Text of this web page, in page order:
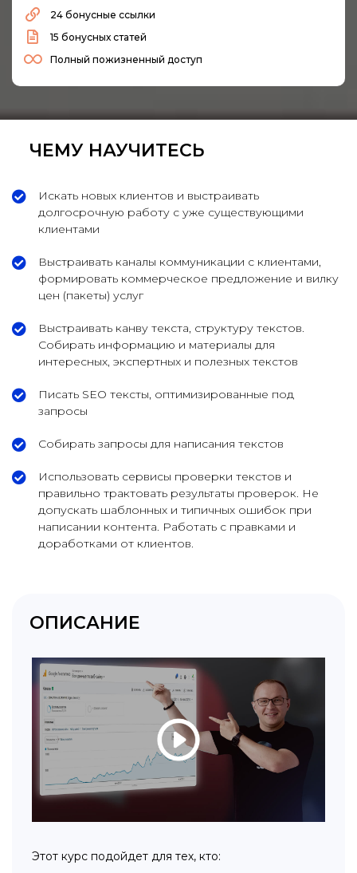
24 бонусные ссылки
15 бонусных статей
Полный пожизненный доступ
ЧЕМУ НАУЧИТЕСЬ
Искать новых клиентов и выстраивать
долгосрочную работу с уже существующими
клиентами
Выстраивать каналы коммуникации с клиентами,
формировать коммерческое предложение и вилку
цен (пакеты) услуг
Выстраивать канву текста, структуру текстов.
Собирать информацию и материалы для
интересных, экспертных и полезных текстов
Писать SEO тексты, оптимизированные под
запросы
Собирать запросы для написания текстов
Использовать сервисы проверки текстов и
правильно трактовать результаты проверок. Не
допускать шаблонных и типичных ошибок при
написании контента. Работать с правками и
доработками от клиентов.
ОПИСАНИЕ
Этот курс подойдет для тех, кто: